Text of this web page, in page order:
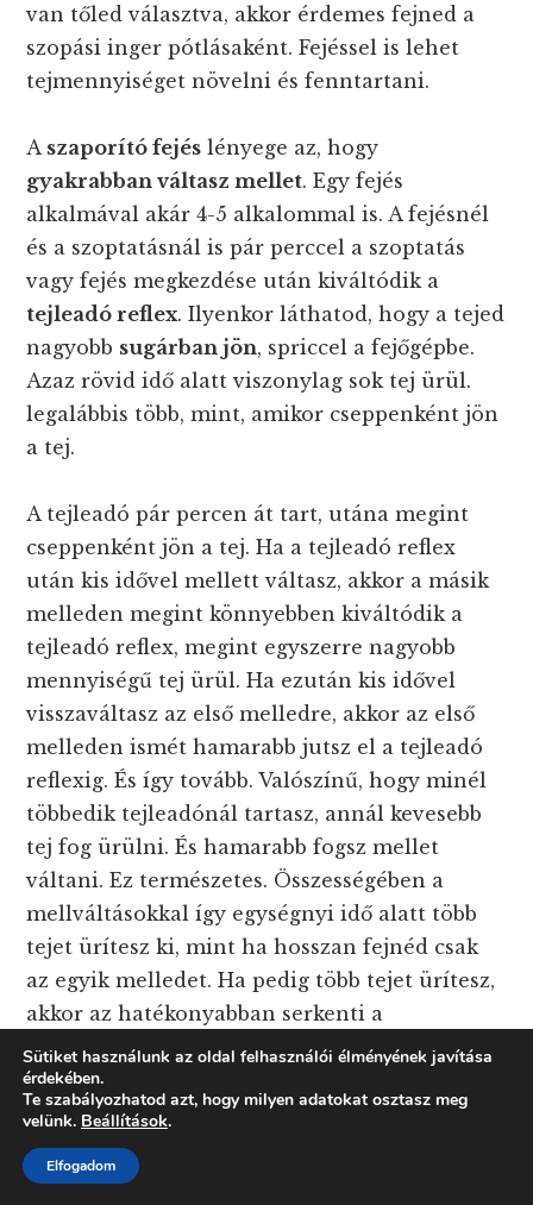
van tőled választva, akkor érdemes fejned a
szopási inger pótlásaként. Fejéssel is lehet
tejmennyiséget növelni és fenntartani.
A szaporító fejés lényege az, hogy
gyakrabban váltasz mellet. Egy fejés
alkalmával akár 4-5 alkalommal is. A fejésnél
és a szoptatásnál is pár perccel a szoptatás
vagy fejés megkezdése után kiváltódik a
tejleadó reflex. Ilyenkor láthatod, hogy a tejed
nagyobb sugárban jön, spriccel a fejőgépbe.
Azaz rövid idő alatt viszonylag sok tej ürül.
legalábbis több, mint, amikor cseppenként jön
a tej.
A tejleadó pár percen át tart, utána megint
cseppenként jön a tej. Ha a tejleadó reflex
után kis idővel mellett váltasz, akkor a másik
melleden megint könnyebben kiváltódik a
tejleadó reflex, megint egyszerre nagyobb
mennyiségű tej ürül. Ha ezután kis idővel
visszaváltasz az első melledre, akkor az első
melleden ismét hamarabb jutsz el a tejleadó
reflexig. És így tovább. Valószínű, hogy minél
többedik tejleadónál tartasz, annál kevesebb
tej fog ürülni. És hamarabb fogsz mellet
váltani. Ez természetes. Összességében a
mellváltásokkal így egységnyi idő alatt több
tejet ürítesz ki, mint ha hosszan fejnéd csak
az egyik melledet. Ha pedig több tejet ürítesz,
akkor az hatékonyabban serkenti a
tejtermelést.
Ha a tejleadó reflexedet figyeled, akkor időzítő
nélkül is tökéletesen tudod csinálni a
szaporító fejést. Egyre csökkenő időközöket
Sütiket használunk az oldal felhasználói élményének javítása
érdekében.
Te szabályozhatod azt, hogy milyen adatokat osztasz meg
velünk. Beállítások.
Elfogadom